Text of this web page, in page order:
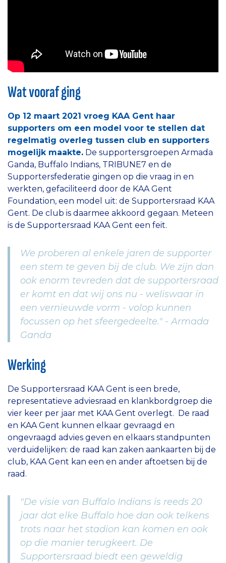
Wat vooraf ging
Op 12 maart 2021 vroeg KAA Gent haar
supporters om een model voor te stellen dat
regelmatig overleg tussen club en supporters
mogelijk maakte. De supportersgroepen Armada
Ganda, Buffalo Indians, TRIBUNE7 en de
Supportersfederatie gingen op die vraag in en
werkten, gefaciliteerd door de KAA Gent
Foundation, een model uit: de Supportersraad KAA
Gent. De club is daarmee akkoord gegaan. Meteen
is de Supportersraad KAA Gent een feit.
We proberen al enkele jaren de supporter
een stem te geven bij de club. We zijn dan
ook enorm tevreden dat de supportersraad
er komt en dat wij ons nu - weliswaar in
een vernieuwde vorm - volop kunnen
focussen op het sfeergedeelte." - Armada
Ganda
Werking
De Supportersraad KAA Gent is een brede,
representatieve adviesraad en klankbordgroep die
vier keer per jaar met KAA Gent overlegt. De raad
en KAA Gent kunnen elkaar gevraagd en
ongevraagd advies geven en elkaars standpunten
verduidelijken: de raad kan zaken aankaarten bij de
club, KAA Gent kan een en ander aftoetsen bij de
raad.
"De visie van Buffalo Indians is reeds 20
jaar dat elke Buffalo hoe dan ook telkens
trots naar het stadion kan komen en ook
op die manier terugkeert. De
Supportersraad biedt een geweldig